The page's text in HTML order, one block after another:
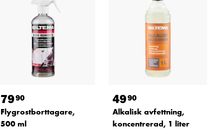
7990
Flygrostborttagare,
500 ml
4990
Alkalisk avfettning,
koncentrerad, 1 liter